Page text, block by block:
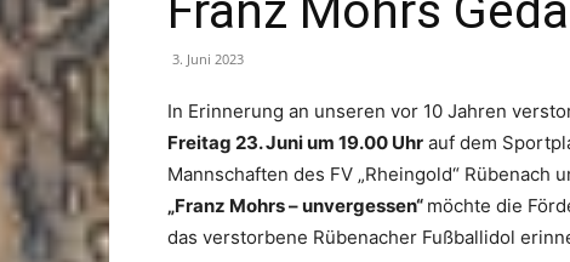
3. Juni 2023
In Erinnerung an unseren vor 10 Jahren
Freitag 23. Juni um 19.00 Uhr auf dem
Mannschaften des FV „Rheingold“
„Franz Mohrs – unvergessen“ möchte die
das verstorbene Rübenacher Fußballidol